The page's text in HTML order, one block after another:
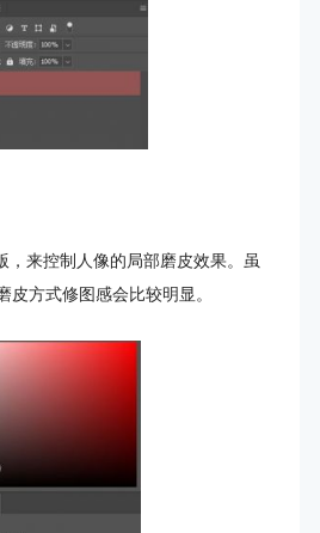
，来控制人像的局部磨皮效果。虽
方式修图感会比较明显。